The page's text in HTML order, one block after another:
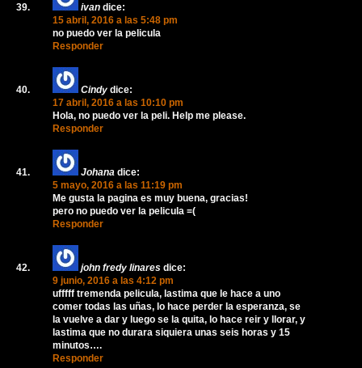
ivan dice:
15 abril, 2016 a las 5:48 pm
no puedo ver la pelicula
Responder
Cindy dice:
17 abril, 2016 a las 10:10 pm
Hola, no puedo ver la peli. Help me please.
Responder
Johana dice:
5 mayo, 2016 a las 11:19 pm
Me gusta la pagina es muy buena, gracias!
pero no puedo ver la pelicula =(
Responder
john fredy linares dice:
9 junio, 2016 a las 4:12 pm
ufffff tremenda pelicula, lastima que le hace a uno
comer todas las uñas, lo hace perder la esperanza, se
la vuelve a dar y luego se la quita, lo hace reir y llorar, y
lastima que no durara siquiera unas seis horas y 15
minutos….
Responder